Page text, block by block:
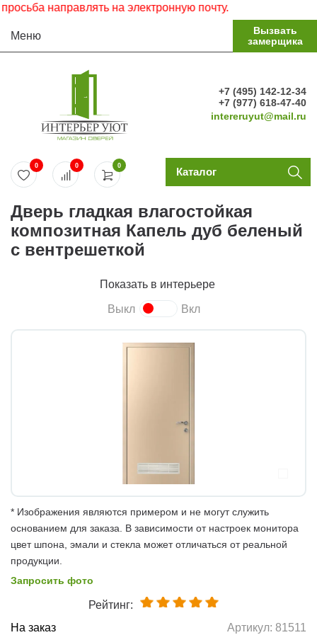
на электронную почту.
Меню
Вызвать
замерщика
+7 (495) 142-12-34
+7 (977) 618-47-40
intereruyut@mail.ru
0
0 0 Каталог
Дверь гладкая влагостойкая
композитная Капель дуб беленый
с вентрешеткой
Показать в интерьере
Выкл Вкл
* Изображения являются примером и не могут служить
основанием для заказа. В зависимости от настроек монитора
цвет шпона, эмали и стекла может отличаться от реальной
продукции.
Запросить фото
Рейтинг:
На заказ
Артикул: 81511